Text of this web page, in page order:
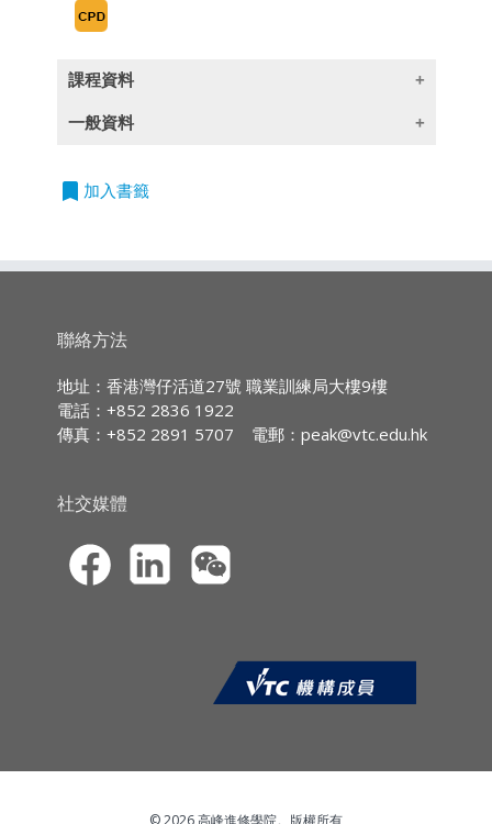
課程資料
轉勢形態
三頂和三底
Ｖ頂和Ｖ底
杯柄
時數: 3小時
一般資料
授課語言
持續專業進修
IA CPD Hours:
3
MPFA Non-core CPD Hours:
HKMA ECF CPD Hours 3
bookmark 加入書籤
聯絡方法
地址：香港灣仔活道27號 職業訓練局大樓9樓
電話：+852 2836 1922
傳真：+852 2891 5707
電郵： peak@vtc.edu.hk
社交媒體
© 2026 高峰進修學院。版權所有